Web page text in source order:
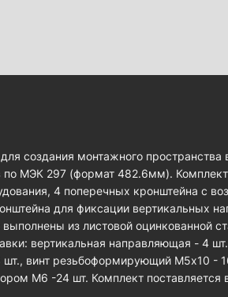
создания монтажного
по МЭК 297 (формат 482.6мм).
4 поперечных кронштейна с
для фиксации вертикальных
из листовой оцинкованной
вертикальная направляющая - 4
винт резьбоформирующий М5х10 -
М6 -24 шт. Комплект поставляется